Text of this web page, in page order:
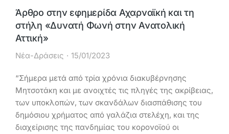
Άρθρο στην εφημερίδα Αχαρναϊκή και τη
στήλη «Δυνατή Φωνή στην Ανατολική
Αττική»
Νέα-Δράσεις 15/01/2023
“Σήμερα μετά από τρία χρόνια διακυβέρνησης
Μητσοτάκη και με ανοιχτές τις πληγές της ακρίβειας,
των υποκλοπών, των σκανδάλων διασπάθισης του
δημόσιου χρήματος από γαλάζια στελέχη, και της
διαχείρισης της πανδημίας του κορονοϊού οι